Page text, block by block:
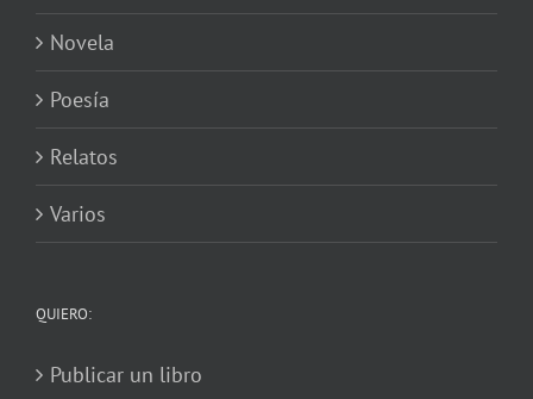
Novela
Poesía
Relatos
Varios
QUIERO:
Publicar un libro